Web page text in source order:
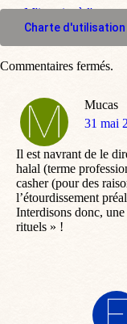
M'inscrire à
Charte
Mucas
dit
31 mai
Il est navrant de le
halal (terme
casher (pour des
l’étourdissement
Interdisons donc,
rituels » !
Commentaires fermés.